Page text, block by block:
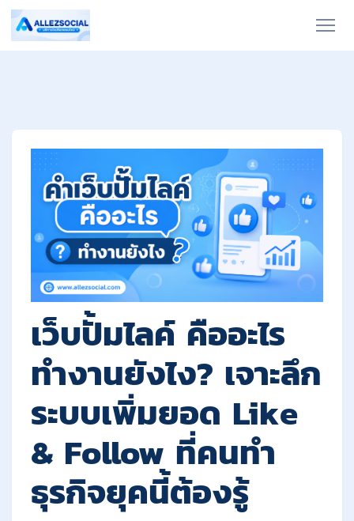
เว็บปั้มไลค์ คืออะไร
ทำงานยังไง? เจาะลึก
ระบบเพิ่มยอด Like
& Follow ที่คนทำ
ธุรกิจยุคนี้ต้องรู้